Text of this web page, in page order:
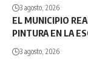
3 agosto, 2026
EL MUNICIPIO
PINTURA EN LA
3 agosto, 2026